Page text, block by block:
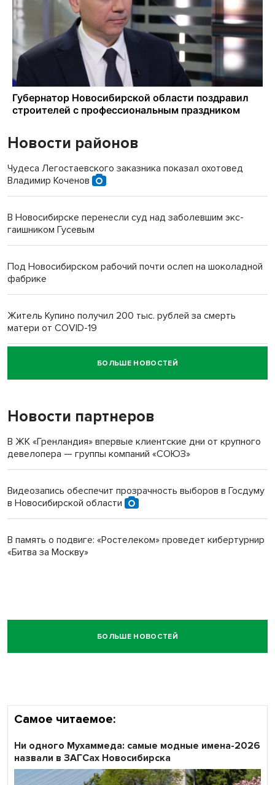
Новости районов
Чудеса Легостаевского заказника показал охотовед
Владимир Коченов
В Новосибирске перенесли суд над заболевшим экс-
гаишником Гусевым
Под Новосибирском рабочий почти ослеп на шоколадной
фабрике
Житель Купино получил 200 тыс. рублей за смерть
матери от COVID-19
Новосибирский суд наказал водителя за смерть
пенсионерки на вокзале
БОЛЬШЕ НОВОСТЕЙ
Новости партнеров
В ЖК «Гренландия» впервые клиентские дни от крупного
девелопера — группы компаний «СОЮЗ»
Видеозапись обеспечит прозрачность выборов в Госдуму
в Новосибирской области
В память о подвиге: «Ростелеком» проведет кибертурнир
«Битва за Москву»
БОЛЬШЕ НОВОСТЕЙ
Самое читаемое:
Ни одного Мухаммеда: самые модные имена-2026
назвали в ЗАГСах Новосибирска